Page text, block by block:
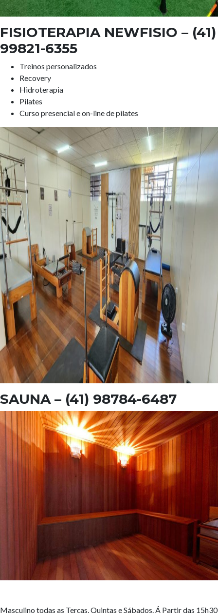
FISIOTERAPIA NEWFISIO – (41)
99821-6355
Treinos personalizados
Recovery
Hidroterapia
Pilates
Curso presencial e on-line de pilates
SAUNA– (41) 98784-6487
Masculino todas as Terças, Quintas e Sábados. Á Partir das 15h30